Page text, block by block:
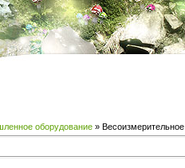
оборудование » Весоизмерительное